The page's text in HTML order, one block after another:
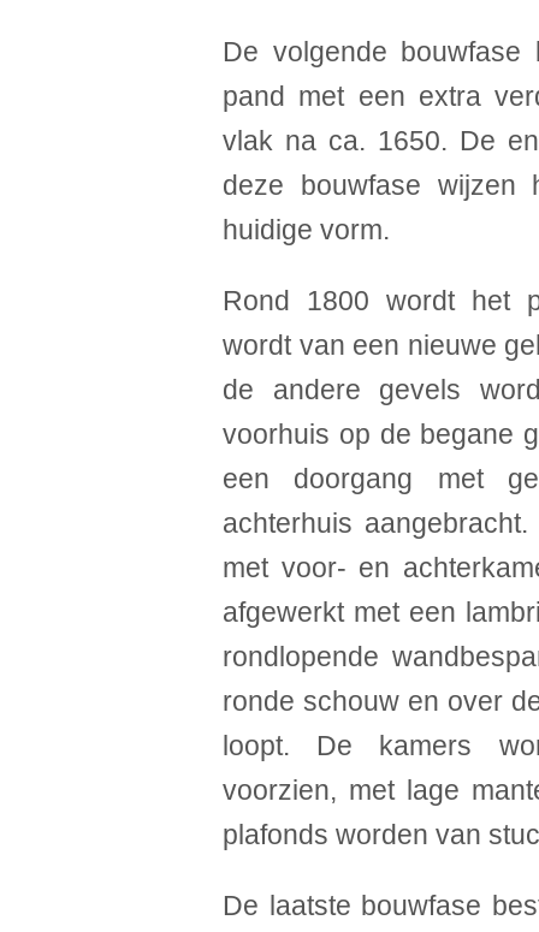
De volgende
pand met een extra
vlak na ca. 1650. De
deze bouwfase
huidige vorm.
Rond 1800 wordt het
wordt van een nieuwe
de andere gevels
voorhuis op de begane
een doorgang met
achterhuis
met voor- en
afgewerkt met een
rondlopende
ronde schouw en over
loopt. De kamers
voorzien, met lage
plafonds worden van
De laatste bouwfase